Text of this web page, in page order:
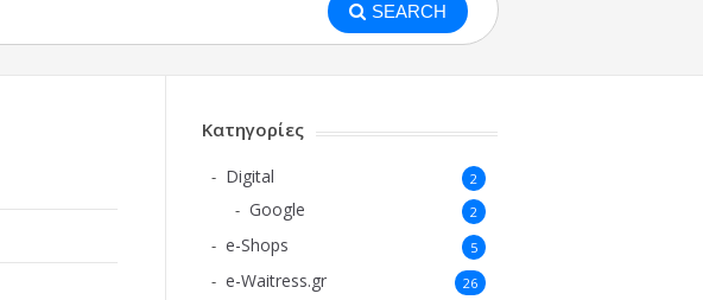
SEARCH
Κατηγορίες
Digital 2
Google 2
e-Shops 5
e-Waitress.gr 26